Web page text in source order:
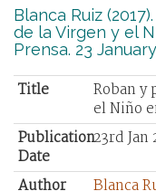
Blanca Ruiz
de la Virgen y el
Prensa. 23
Title
Roban y
el Niño
Publication
Date
23rd Jan
Author Blanca